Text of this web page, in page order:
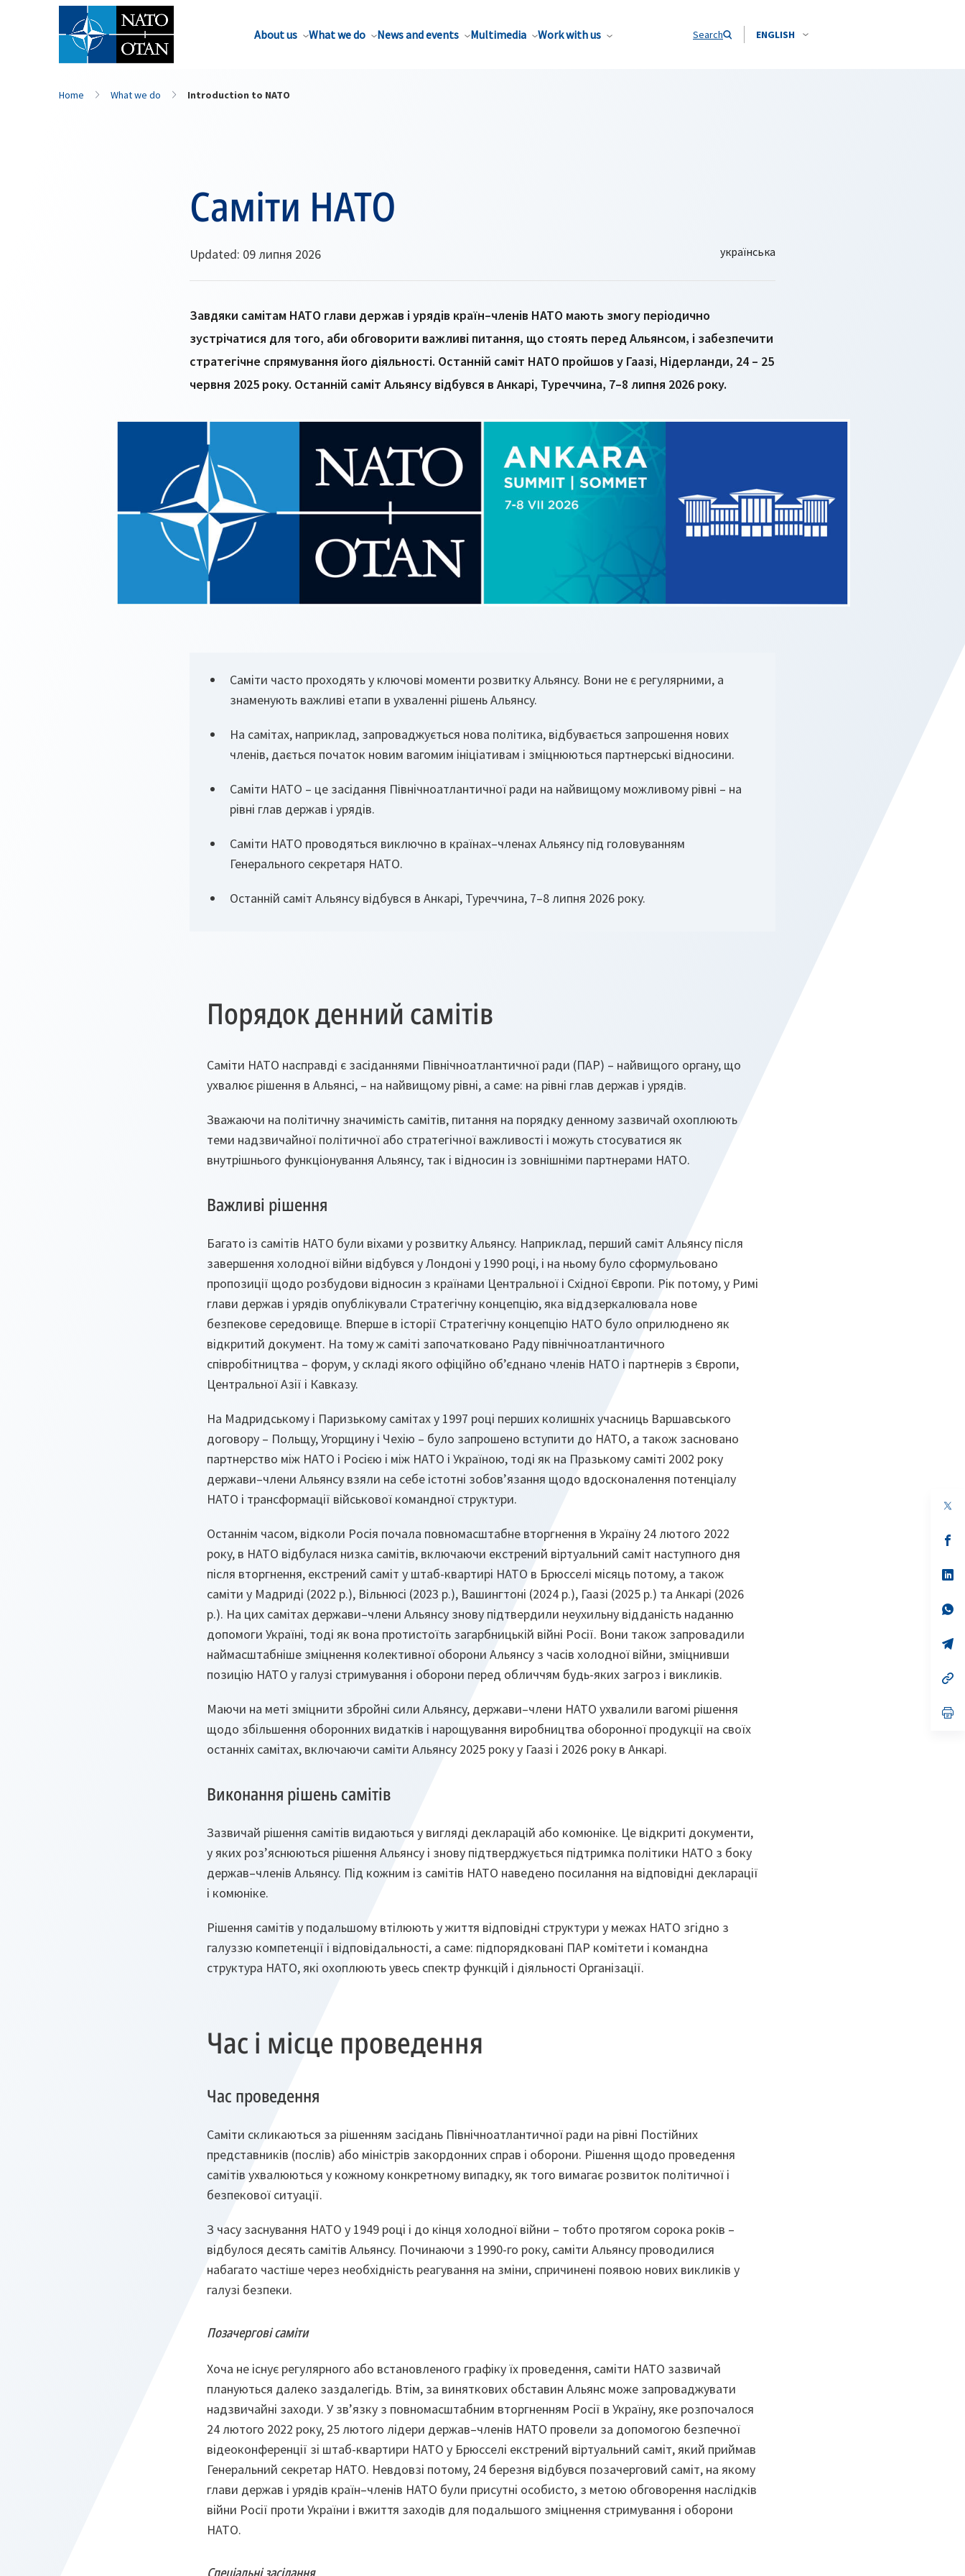
About us What we do News and events Multimedia Work with us Search ENGLISH
Home What we do Introduction to NATO
Саміти НАТО
Updated: 09 липня 2026
Завдяки самітам НАТО глави держав і урядів країн–членів НАТО мають змогу періодично
зустрічатися для того, аби обговорити важливі питання, що стоять перед Альянсом, і забезпечити
стратегічне спрямування його діяльності. Останній саміт НАТО пройшов у Гаазі, Нідерланди, 24 – 25
червня 2025 року. Останній саміт Альянсу відбувся в Анкарі, Туреччина, 7–8 липня 2026 року.
Саміти часто проходять у ключові моменти розвитку Альянсу. Вони не є регулярними, а
знаменують важливі етапи в ухваленні рішень Альянсу.
На самітах, наприклад, запроваджується нова політика, відбувається запрошення нових
членів, дається початок новим вагомим ініціативам і зміцнюються партнерські відносини.
Саміти НАТО – це засідання Північноатлантичної ради на найвищому можливому рівні – на
рівні глав держав і урядів.
Саміти НАТО проводяться виключно в країнах–членах Альянсу під головуванням
Генерального секретаря НАТО.
Останній саміт Альянсу відбувся в Анкарі, Туреччина, 7–8 липня 2026 року.
Порядок денний самітів
Саміти НАТО насправді є засіданнями Північноатлантичної ради (ПАР) – найвищого органу, що
ухвалює рішення в Альянсі, – на найвищому рівні, а саме: на рівні глав держав і урядів.
Зважаючи на політичну значимість самітів, питання на порядку денному зазвичай охоплюють
теми надзвичайної політичної або стратегічної важливості і можуть стосуватися як
внутрішнього функціонування Альянсу, так і відносин із зовнішніми партнерами НАТО.
Важливі рішення
Багато із самітів НАТО були віхами у розвитку Альянсу. Наприклад, перший саміт Альянсу після
завершення холодної війни відбувся у Лондоні у 1990 році, і на ньому було сформульовано
пропозиції щодо розбудови відносин з країнами Центральної і Східної Європи. Рік потому, у Римі
глави держав і урядів опублікували Стратегічну концепцію, яка віддзеркалювала нове
безпекове середовище. Вперше в історії Стратегічну концепцію НАТО було оприлюднено як
відкритий документ. На тому ж саміті започатковано Раду північноатлантичного
співробітництва – форум, у складі якого офіційно об’єднано членів НАТО і партнерів з Європи,
Центральної Азії і Кавказу.
На Мадридському і Паризькому самітах у 1997 році перших колишніх учасниць Варшавського
договору – Польщу, Угорщину і Чехію – було запрошено вступити до НАТО, а також засновано
партнерство між НАТО і Росією і між НАТО і Україною, тоді як на Празькому саміті 2002 року
держави–члени Альянсу взяли на себе істотні зобов’язання щодо вдосконалення потенціалу
НАТО і трансформації військової командної структури.
Останнім часом, відколи Росія почала повномасштабне вторгнення в Україну 24 лютого 2022
року, в НАТО відбулася низка самітів, включаючи екстрений віртуальний саміт наступного дня
після вторгнення, екстрений саміт у штаб-квартирі НАТО в Брюсселі місяць потому, а також
саміти у Мадриді (2022 р.), Вільнюсі (2023 р.), Вашингтоні (2024 р.), Гаазі (2025 р.) та Анкарі (2026
р.). На цих самітах держави–члени Альянсу знову підтвердили неухильну відданість наданню
допомоги Україні, тоді як вона протистоїть загарбницькій війні Росії. Вони також запровадили
наймасштабніше зміцнення колективної оборони Альянсу з часів холодної війни, зміцнивши
позицію НАТО у галузі стримування і оборони перед обличчям будь-яких загроз і викликів.
Маючи на меті зміцнити збройні сили Альянсу, держави–члени НАТО ухвалили вагомі рішення
щодо збільшення оборонних видатків і нарощування виробництва оборонної продукції на своїх
останніх самітах, включаючи саміти Альянсу 2025 року у Гаазі і 2026 року в Анкарі.
Виконання рішень самітів
Зазвичай рішення самітів видаються у вигляді декларацій або комюніке. Це відкриті документи,
у яких роз’яснюються рішення Альянсу і знову підтверджується підтримка політики НАТО з боку
держав–членів Альянсу. Під кожним із самітів НАТО наведено посилання на відповідні декларації
і комюніке.
Рішення самітів у подальшому втілюють у життя відповідні структури у межах НАТО згідно з
галуззю компетенції і відповідальності, а саме: підпорядковані ПАР комітети і командна
структура НАТО, які охоплюють увесь спектр функцій і діяльності Організації.
Час і місце проведення
Час проведення
Саміти скликаються за рішенням засідань Північноатлантичної ради на рівні Постійних
представників (послів) або міністрів закордонних справ і оборони. Рішення щодо проведення
самітів ухвалюються у кожному конкретному випадку, як того вимагає розвиток політичної і
безпекової ситуації.
З часу заснування НАТО у 1949 році і до кінця холодної війни – тобто протягом сорока років –
відбулося десять самітів Альянсу. Починаючи з 1990-го року, саміти Альянсу проводилися
набагато частіше через необхідність реагування на зміни, спричинені появою нових викликів у
галузі безпеки.
Позачергові саміти
Хоча не існує регулярного або встановленого графіку їх проведення, саміти НАТО зазвичай
плануються далеко заздалегідь. Втім, за виняткових обставин Альянс може запроваджувати
надзвичайні заходи. У зв’язку з повномасштабним вторгненням Росії в Україну, яке розпочалося
24 лютого 2022 року, 25 лютого лідери держав–членів НАТО провели за допомогою безпечної
відеоконференції зі штаб-квартири НАТО у Брюсселі екстрений віртуальний саміт, який приймав
Генеральний секретар НАТО. Невдовзі потому, 24 березня відбувся позачерговий саміт, на якому
глави держав і урядів країн–членів НАТО були присутні особисто, з метою обговорення наслідків
війни Росії проти України і вжиття заходів для подальшого зміцнення стримування і оборони
НАТО.
Спеціальні засідання
in